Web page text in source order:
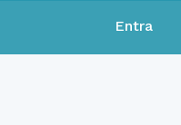
Entra